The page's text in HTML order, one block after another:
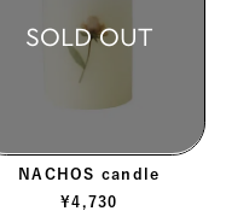
NACHOS candle
¥4,730
SOLD OUT